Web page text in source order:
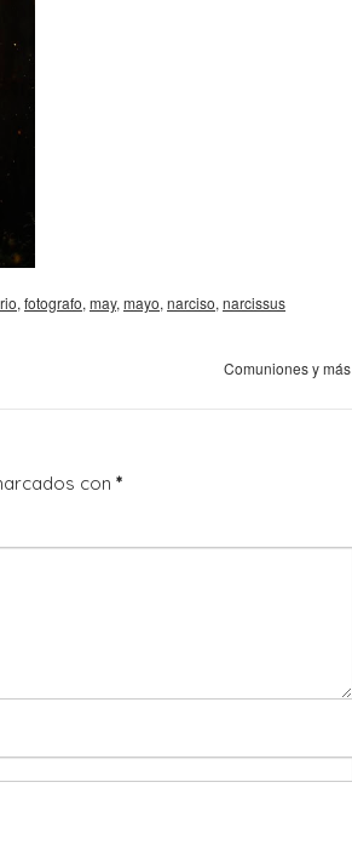
, fotografo, may, mayo, narciso, narcissus
Comuniones y más
con *